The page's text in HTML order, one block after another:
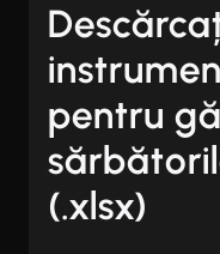
pentru
(.xlsx)